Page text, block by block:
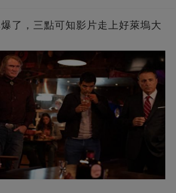
爆了，三點可知影片走上好萊塢大